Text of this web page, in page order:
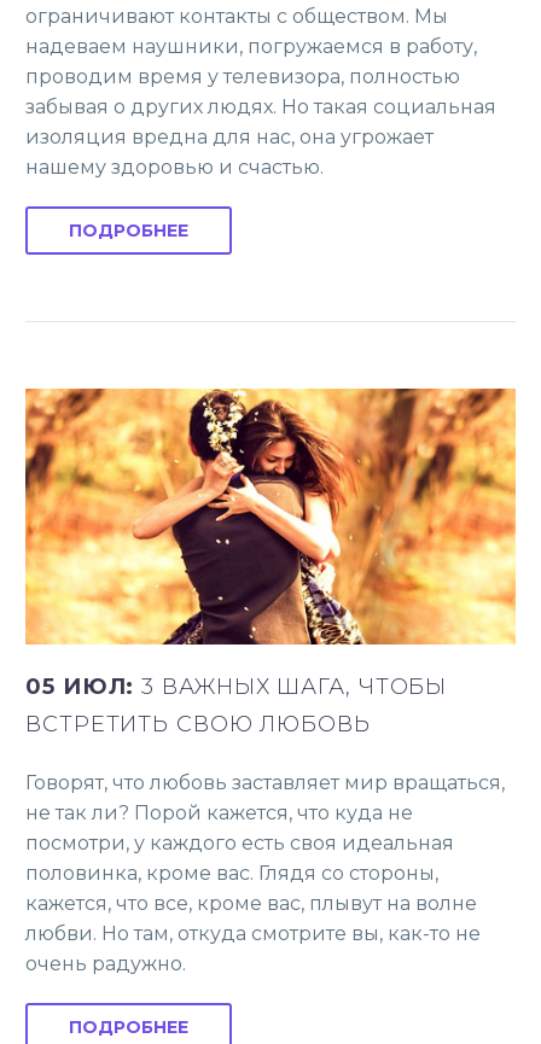
ограничивают контакты с обществом. Мы
надеваем наушники, погружаемся в работу,
проводим время у телевизора, полностью
забывая о других людях. Но такая социальная
изоляция вредна для нас, она угрожает
нашему здоровью и счастью.
ПОДРОБНЕЕ
05 ИЮЛ:3 ВАЖНЫХ ШАГА, ЧТОБЫ
ВСТРЕТИТЬ СВОЮ ЛЮБОВЬ
Говорят, что любовь заставляет мир вращаться,
не так ли? Порой кажется, что куда не
посмотри, у каждого есть своя идеальная
половинка, кроме вас. Глядя со стороны,
кажется, что все, кроме вас, плывут на волне
любви. Но там, откуда смотрите вы, как-то не
очень радужно.
ПОДРОБНЕЕ